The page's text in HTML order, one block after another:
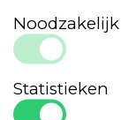
Noodzakelijk
Statistieken